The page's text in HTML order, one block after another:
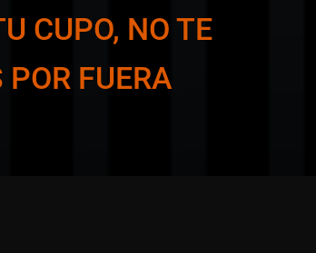
CUPO, NO TE
POR FUERA